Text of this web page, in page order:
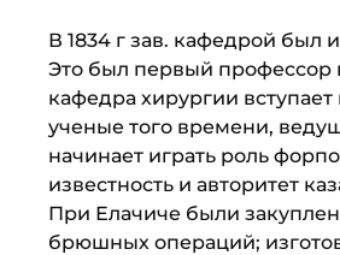
В 1834 г зав. кафедрой был
Это был первый профессор
кафедра хирургии
ученые того времени,
начинает играть роль
известность и авторитет
При Елачиче были
брюшных операций;